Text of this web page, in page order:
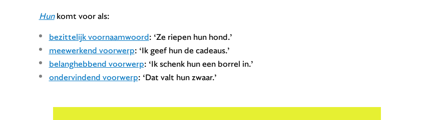
Hunkomt voor als:
bezittelijk voornaamwoord: ‘Ze riepen hun hond.’
meewerkend voorwerp: ‘Ik geef hun de cadeaus.’
belanghebbend voorwerp: ‘Ik schenk hun een borrel in.’
ondervindend voorwerp: ‘Dat valt hun zwaar.’